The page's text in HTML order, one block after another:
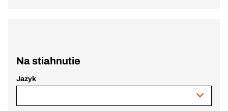
Na stiahnutie
Jazyk